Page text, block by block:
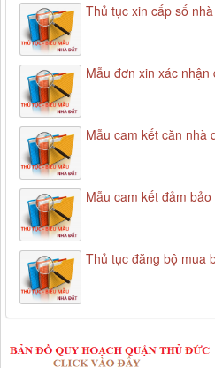
Thủ tục xin cấp số
Mẫu đơn xin xác nhận
Mẫu cam kết căn nhà
Mẫu cam kết đảm
Thủ tục đăng bộ mua